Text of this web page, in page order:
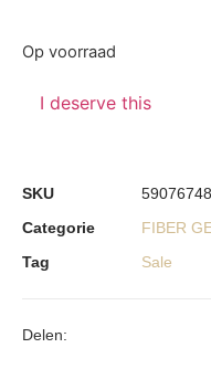
Op voorraad
I deserve this
SKU
Categorie
FIBER
Tag
Sale
Delen: